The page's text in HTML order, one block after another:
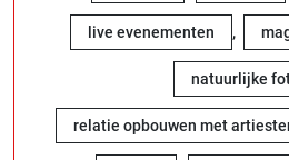
live evenementen ,
natuurlijke
relatie opbouwen met